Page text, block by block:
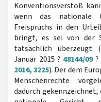
Konventionsverstoß
wenn das nationale
Freispruchs in den
bringt, es sei von der
tatsächlich überzeugt
Januar 2015 ? 48144/09?
2016, 3225). Der dem
Menschenrechte
dadurch gekennzeichnet,